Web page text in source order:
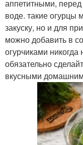
аппетитными,
воде. такие огурцы
закуску, но и для
можно добавить в
огурчиками никогда
обязательно
вкусными